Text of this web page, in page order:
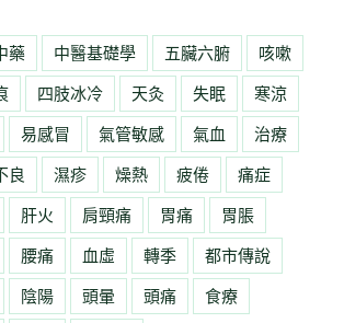
藥 中醫基礎學 五臟六腑
咳嗽
四肢冰冷 天灸 失眠
寒涼
易感冒 氣管敏感 氣血
治療
良 濕疹 燥熱 疲倦
痛症
肝火 肩頸痛 胃痛
胃脹
腰痛 血虛 轉季
都市傳說
陰陽 頭暈 頭痛
食療